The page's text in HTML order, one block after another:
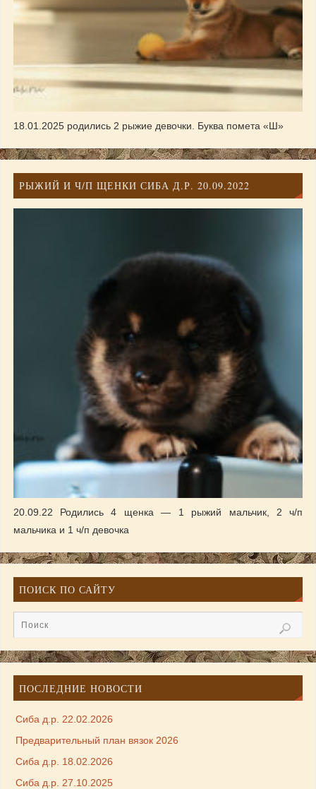
18.01.2025 родились 2 рыжие девочки. Буква помета «Ш»
РЫЖИЙ И Ч/П ЩЕНКИ СИБА Д.Р. 20.09.2022
20.09.22 Родились 4 щенка — 1 рыжий мальчик, 2 ч/п
мальчика и 1 ч/п девочка
ПОИСК ПО САЙТУ
ПОСЛЕДНИЕ НОВОСТИ
Сиба д.р. 22.02.2026
Предварительный план вязок 2026
Сиба д.р. 18.02.2026
Сиба д.р. 27.10.2025